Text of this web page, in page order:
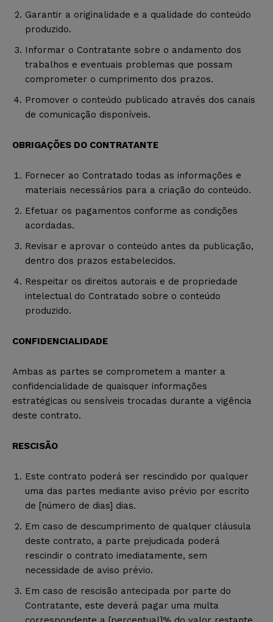
Garantir a originalidade e a qualidade do conteúdo
produzido.
Informar o Contratante sobre o andamento dos
trabalhos e eventuais problemas que possam
comprometer o cumprimento dos prazos.
Promover o conteúdo publicado através dos canais
de comunicação disponíveis.
OBRIGAÇÕES DO CONTRATANTE
Fornecer ao Contratado todas as informações e
materiais necessários para a criação do conteúdo.
Efetuar os pagamentos conforme as condições
acordadas.
Revisar e aprovar o conteúdo antes da publicação,
dentro dos prazos estabelecidos.
Respeitar os direitos autorais e de propriedade
intelectual do Contratado sobre o conteúdo
produzido.
CONFIDENCIALIDADE
Ambas as partes se comprometem a manter a
confidencialidade de quaisquer informações
estratégicas ou sensíveis trocadas durante a vigência
deste contrato.
RESCISÃO
Este contrato poderá ser rescindido por qualquer
uma das partes mediante aviso prévio por escrito
de [número de dias] dias.
Em caso de descumprimento de qualquer cláusula
deste contrato, a parte prejudicada poderá
rescindir o contrato imediatamente, sem
necessidade de aviso prévio.
Em caso de rescisão antecipada por parte do
Contratante, este deverá pagar uma multa